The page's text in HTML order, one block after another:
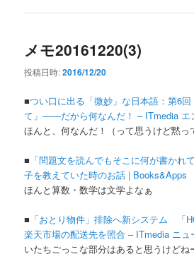
メモ20161220(3)
投稿日時:2016/12/20
■つい口に出る「微妙」な日本語：第6
て」――だから何なんだ！ – ITmedia エ
ほんと、何なんだ！（って思うけど黙っ
■ 「問題文を読んでもそこに何が書かれ
子を教えていた時のお話 | Books&Apps
ほんと算数・数学は文学よなぁ
■ 「おとり物件」排除へ新システム 「
楽天市場の配送先を照合 – ITmedia ニュ
いたちごっこな部分はあると思うけど